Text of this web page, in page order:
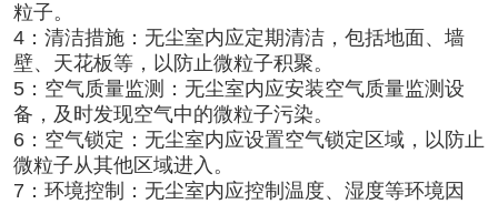
粒子。
4：清洁措施：无尘室内应定期清洁，包括地面、墙
壁、天花板等，以防止微粒子积聚。
5：空气质量监测：无尘室内应安装空气质量监测设
备，及时发现空气中的微粒子污染。
6：空气锁定：无尘室内应设置空气锁定区域，以防止
微粒子从其他区域进入。
7：环境控制：无尘室内应控制温度、湿度等环境因